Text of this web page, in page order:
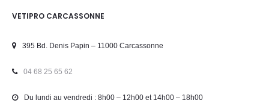
VETIPRO CARCASSONNE
395 Bd. Denis Papin – 11000 Carcassonne
04 68 25 65 62
Du lundi au vendredi : 8h00 – 12h00 et 14h00 – 18h00